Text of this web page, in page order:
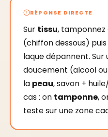
RÉPONSE DIRECTE
Sur tissu, tamponnez
(chiffon dessous)
laque dépannent. Sur
doucement (alcool
la peau, savon +
cas : on tamponne,
teste sur une zone